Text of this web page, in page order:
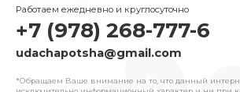
Работаем ежедневно и круглосуточно
+7 (978) 268-777-6
udachapotsha@gmail.com
*Обращаем Ваше внимание на то, что данный